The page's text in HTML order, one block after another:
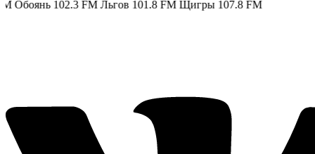
102.3 FM Льгов 101.8 FM Щигры 107.8 FM